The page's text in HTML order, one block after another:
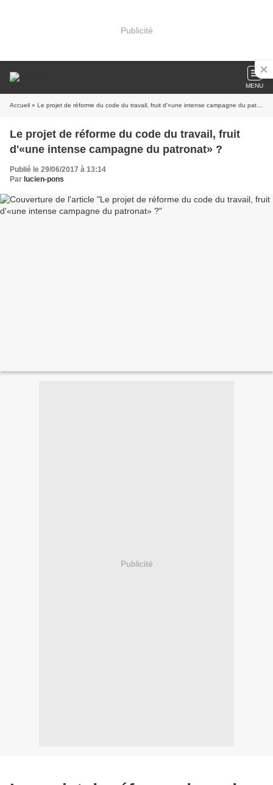
Publicité
MENU
Accueil » Le projet de réforme du code du travail, fruit d'«une intense campagne du patronat» ?
Le projet de réforme du code du travail, fruit
d'«une intense campagne du patronat» ?
Publié le 29/06/2017 à 13:14
Par lucien-pons
Publicité